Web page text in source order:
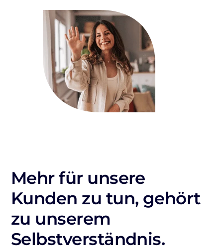
Mehr für unsere
Kunden zu tun, gehört
zu unserem
Selbstverständnis.